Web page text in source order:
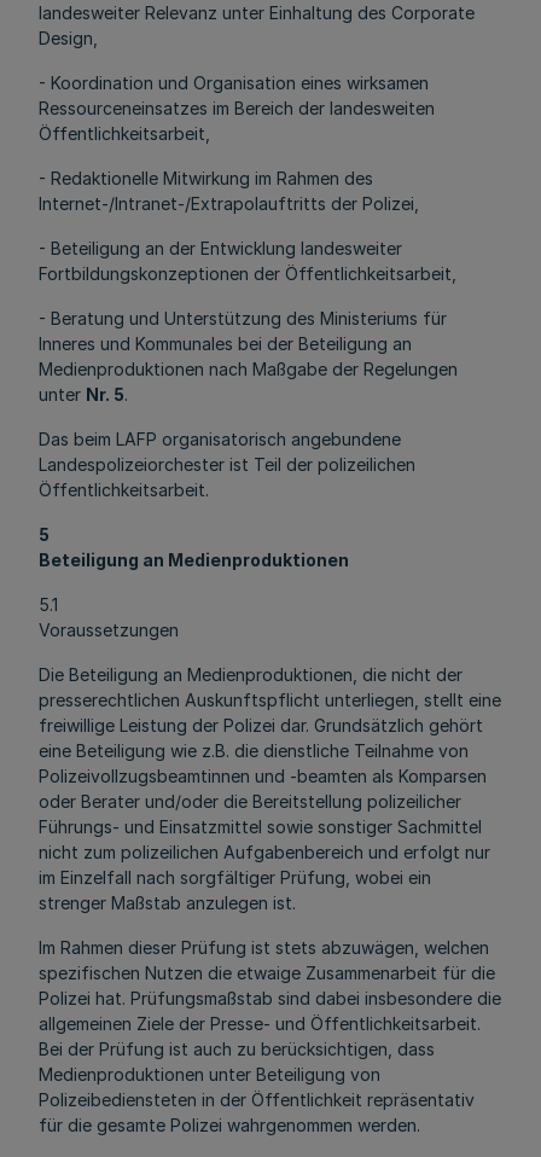
landesweiter Relevanz unter Einhaltung des Corporate
Design,
- Koordination und Organisation eines wirksamen
Ressourceneinsatzes im Bereich der landesweiten
Öffentlichkeitsarbeit,
- Redaktionelle Mitwirkung im Rahmen des
Internet-/Intranet-/Extrapolauftritts der Polizei,
- Beteiligung an der Entwicklung landesweiter
Fortbildungskonzeptionen der Öffentlichkeitsarbeit,
- Beratung und Unterstützung des Ministeriums für
Inneres und Kommunales bei der Beteiligung an
Medienproduktionen nach Maßgabe der Regelungen
unter Nr. 5.
Das beim LAFP organisatorisch angebundene
Landespolizeiorchester ist Teil der polizeilichen
Öffentlichkeitsarbeit.
5
Beteiligung an Medienproduktionen
5.1
Voraussetzungen
Die Beteiligung an Medienproduktionen, die nicht der
presserechtlichen Auskunftspflicht unterliegen, stellt eine
freiwillige Leistung der Polizei dar. Grundsätzlich gehört
eine Beteiligung wie z.B. die dienstliche Teilnahme von
Polizeivollzugsbeamtinnen und -beamten als Komparsen
oder Berater und/oder die Bereitstellung polizeilicher
Führungs- und Einsatzmittel sowie sonstiger Sachmittel
nicht zum polizeilichen Aufgabenbereich und erfolgt nur
im Einzelfall nach sorgfältiger Prüfung, wobei ein
strenger Maßstab anzulegen ist.
Im Rahmen dieser Prüfung ist stets abzuwägen, welchen
spezifischen Nutzen die etwaige Zusammenarbeit für die
Polizei hat. Prüfungsmaßstab sind dabei insbesondere die
allgemeinen Ziele der Presse- und Öffentlichkeitsarbeit.
Bei der Prüfung ist auch zu berücksichtigen, dass
Medienproduktionen unter Beteiligung von
Polizeibediensteten in der Öffentlichkeit repräsentativ
für die gesamte Polizei wahrgenommen werden.